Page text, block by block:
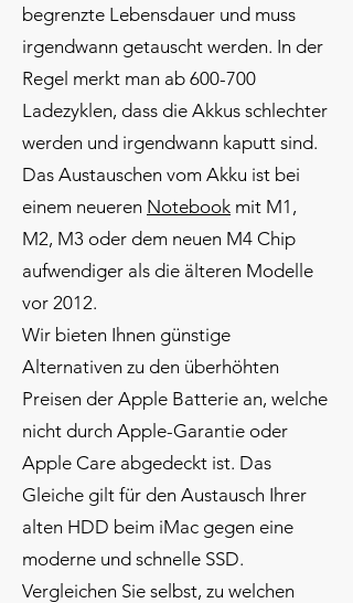
begrenzte Lebensdauer und muss
irgendwann getauscht werden. In der
Regel merkt man ab 600-700
Ladezyklen, dass die Akkus schlechter
werden und irgendwann kaputt sind.
Das Austauschen vom Akku ist bei
einem neueren Notebook mit M1,
M2, M3 oder dem neuen M4 Chip
aufwendiger als die älteren Modelle
vor 2012.
Wir bieten Ihnen günstige
Alternativen zu den überhöhten
Preisen der Apple Batterie an, welche
nicht durch Apple-Garantie oder
Apple Care abgedeckt ist. Das
Gleiche gilt für den Austausch Ihrer
alten HDD beim iMac gegen eine
moderne und schnelle SSD.
Vergleichen Sie selbst, zu welchen